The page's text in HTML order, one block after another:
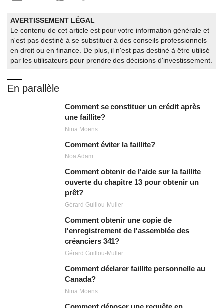
AVERTISSEMENT LÉGAL
Le contenu de cet article est pour votre information générale et
n'est pas destiné à se substituer à des conseils professionnels
en droit ou en finance. De plus, il n'est pas destiné à être utilisé
par les utilisateurs pour prendre des décisions d'investissement.
En parallèle
Comment se constituer un crédit après
une faillite?
Nina Moens
Comment éviter la faillite?
Noa Adam
Comment obtenir de l'aide sur la faillite
ouverte du chapitre 13 pour obtenir un
prêt?
Gérard Guillou-Muller
Comment obtenir une copie de
l'enregistrement de l'assemblée des
créanciers 341?
Gérard Guillou-Muller
Comment déclarer faillite personnelle au
Canada?
Nina Moens
Comment déposer une requête en